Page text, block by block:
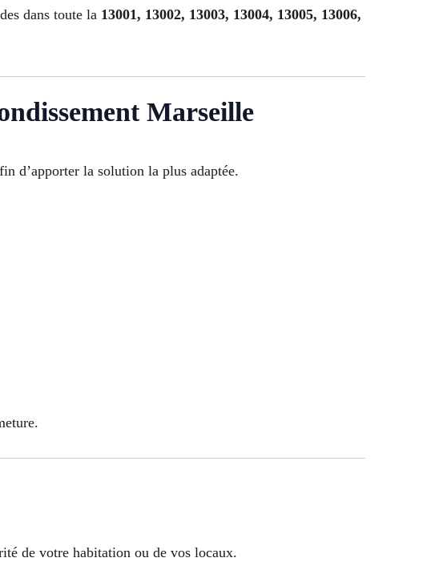
dans toute la 13001, 13002, 13003, 13004, 13005, 13006,
Marseille
d’apporter la solution la plus adaptée.
de votre habitation ou de vos locaux.